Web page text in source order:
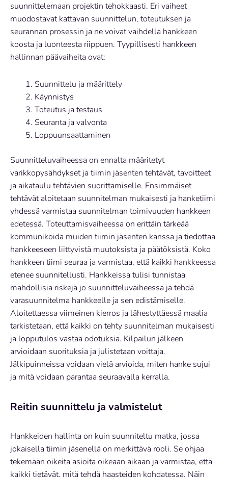
suunnittelemaan projektin tehokkaasti. Eri vaiheet
muodostavat kattavan suunnittelun, toteutuksen ja
seurannan prosessin ja ne voivat vaihdella hankkeen
koosta ja luonteesta riippuen. Tyypillisesti hankkeen
hallinnan päävaiheita ovat:
Suunnittelu ja määrittely
Käynnistys
Toteutus ja testaus
Seuranta ja valvonta
Loppuunsaattaminen
Suunnitteluvaiheessa on ennalta määritetyt
varikkopysähdykset ja tiimin jäsenten tehtävät, tavoitteet
ja aikataulu tehtävien suorittamiselle. Ensimmäiset
tehtävät aloitetaan suunnitelman mukaisesti ja hanketiimi
yhdessä varmistaa suunnitelman toimivuuden hankkeen
edetessä. Toteuttamisvaiheessa on erittäin tärkeää
kommunikoida muiden tiimin jäsenten kanssa ja tiedottaa
hankkeeseen liittyvistä muutoksista ja päätöksistä. Koko
hankkeen tiimi seuraa ja varmistaa, että kaikki hankkeessa
etenee suunnitellusti. Hankkeissa tulisi tunnistaa
mahdollisia riskejä jo suunnitteluvaiheessa ja tehdä
varasuunnitelma hankkeelle ja sen edistämiselle.
Aloitettaessa viimeinen kierros ja lähestyttäessä maalia
tarkistetaan, että kaikki on tehty suunnitelman mukaisesti
ja lopputulos vastaa odotuksia. Kilpailun jälkeen
arvioidaan suorituksia ja julistetaan voittaja.
Jälkipuinneissa voidaan vielä arvioida, miten hanke sujui
ja mitä voidaan parantaa seuraavalla kerralla.
Reitin suunnittelu ja valmistelut
Hankkeiden hallinta on kuin suunniteltu matka, jossa
jokaisella tiimin jäsenellä on merkittävä rooli. Se ohjaa
tekemään oikeita asioita oikeaan aikaan ja varmistaa, että
kaikki tietävät, mitä tehdä haasteiden kohdatessa. Näin